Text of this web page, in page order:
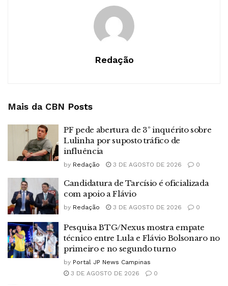
Redação
Mais da CBN Posts
PF pede abertura de 3º inquérito sobre
Lulinha por suposto tráfico de
influência
by Redação 3 DE AGOSTO DE 2026 0
Candidatura de Tarcísio é oficializada
com apoio a Flávio
by Redação 3 DE AGOSTO DE 2026 0
Pesquisa BTG/Nexus mostra empate
técnico entre Lula e Flávio Bolsonaro no
primeiro e no segundo turno
by Portal JP News Campinas
3 DE AGOSTO DE 2026
0